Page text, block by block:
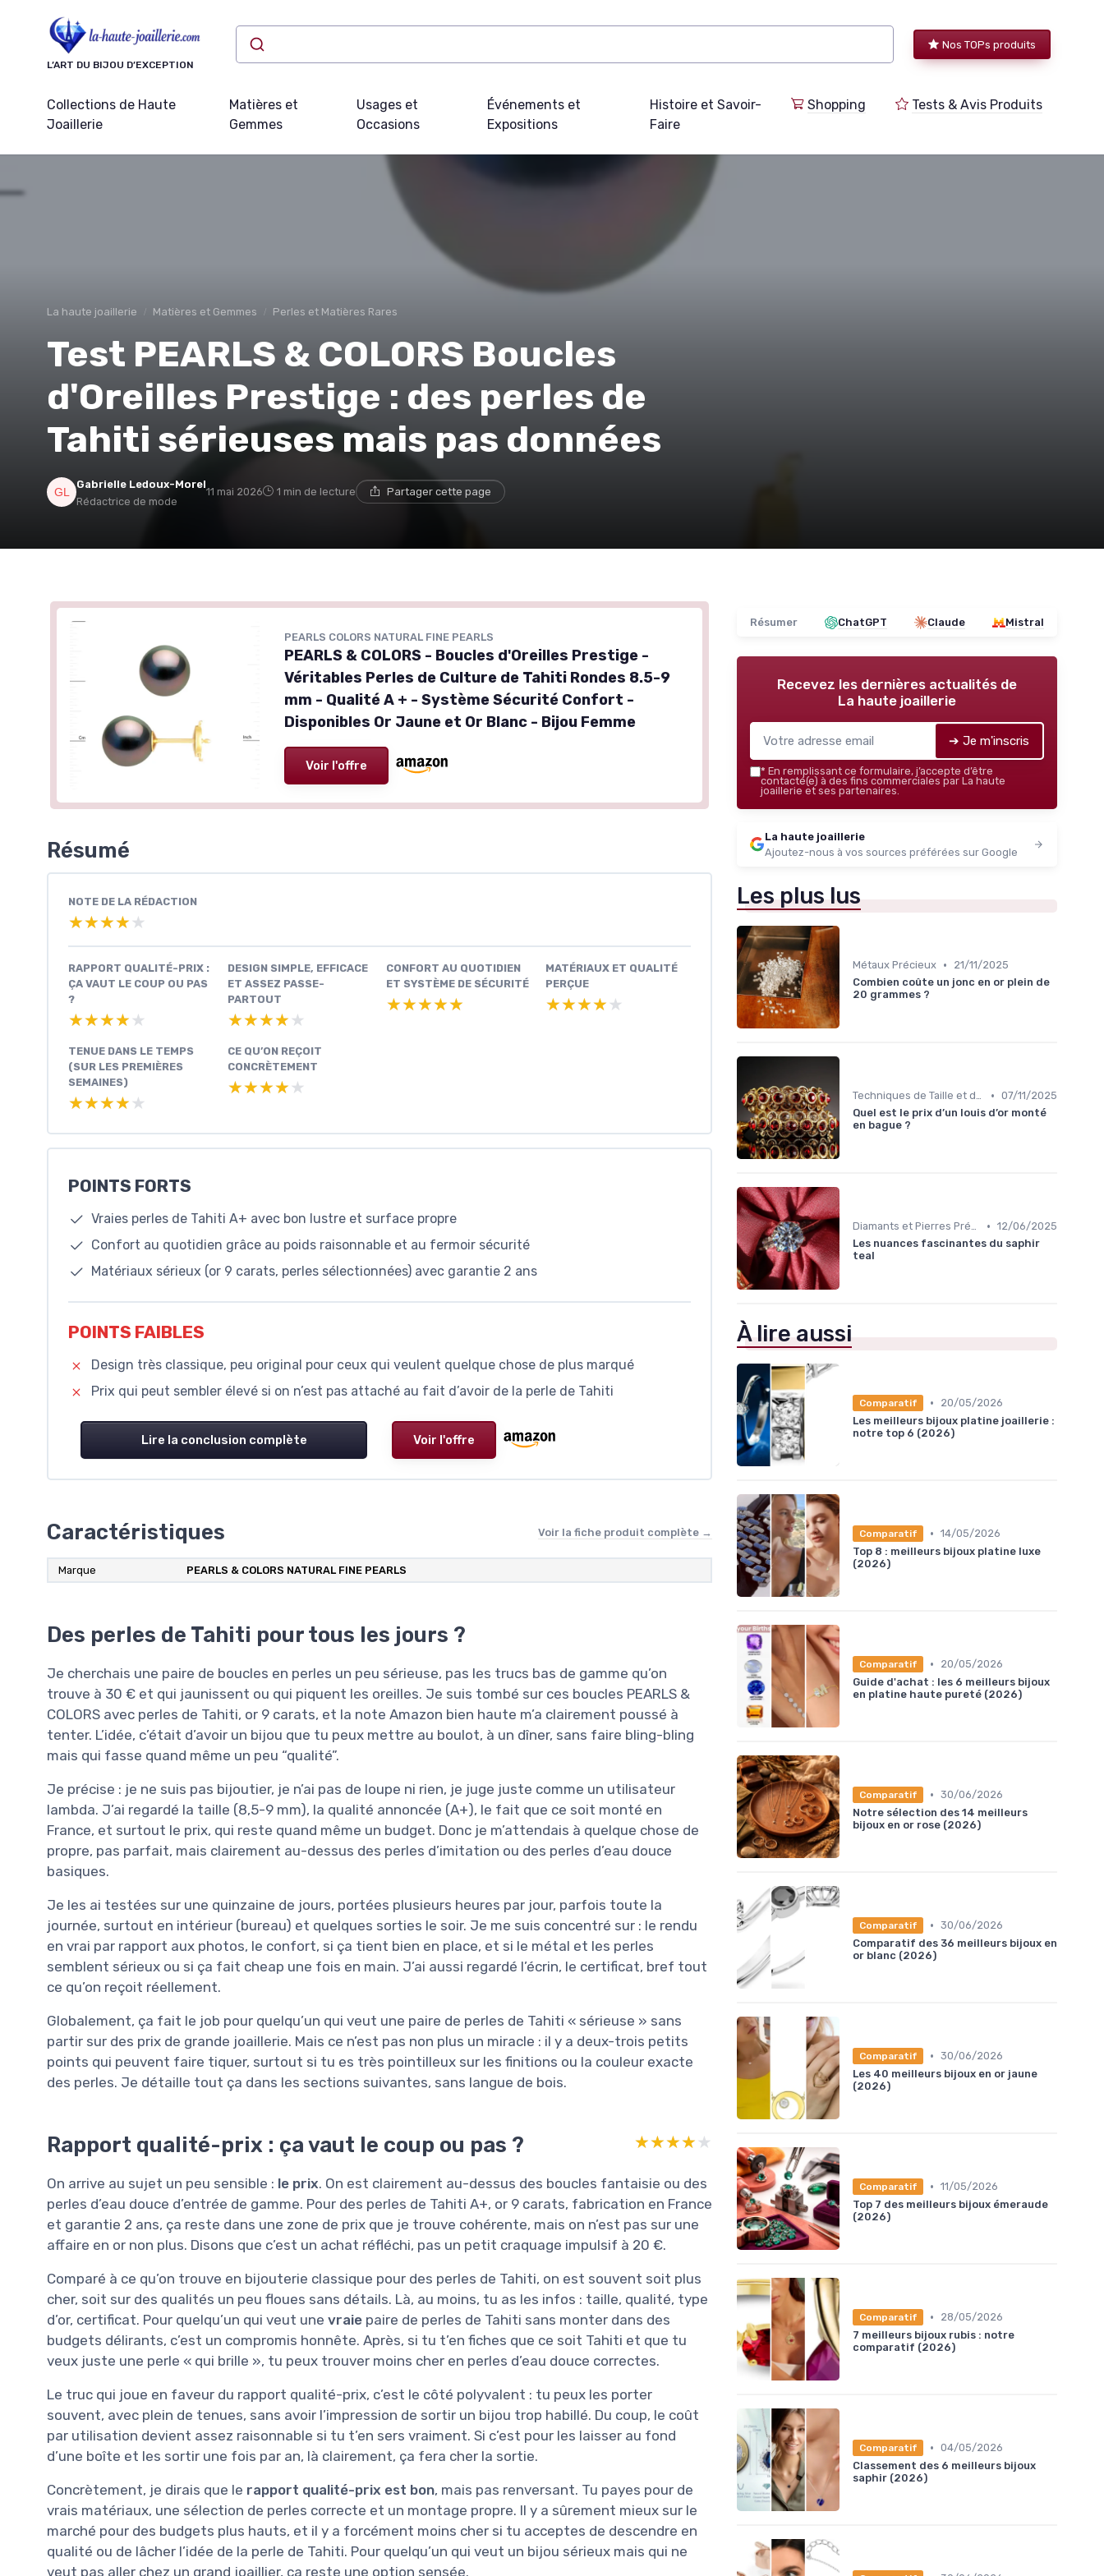
L’ART DU BIJOU D’EXCEPTION
Nos TOPs produits
Collections de Haute
Joaillerie
Matières et
Gemmes
Usages et
Occasions
Événements et
Expositions
Histoire et Savoir-
Faire
Shopping Tests & Avis Produits
La haute joaillerie Matières et Gemmes Perles et Matières Rares
Test PEARLS & COLORS Boucles
d'Oreilles Prestige : des perles de
Tahiti sérieuses mais pas données
Gabrielle Ledoux-Morel
Rédactrice de mode
11 mai 2026 1 min de lecture Partager cette page
PEARLS COLORS NATURAL FINE PEARLS
PEARLS & COLORS - Boucles d'Oreilles Prestige -
Véritables Perles de Culture de Tahiti Rondes 8.5-9
mm - Qualité A + - Système Sécurité Confort -
Disponibles Or Jaune et Or Blanc - Bijou Femme
Voir l'offre
Résumé
NOTE DE LA RÉDACTION
★★★★★
★★★★★
RAPPORT QUALITÉ-PRIX :
ÇA VAUT LE COUP OU PAS
?
★★★★★
★★★★★
DESIGN SIMPLE, EFFICACE
ET ASSEZ PASSE-
PARTOUT
★★★★★
★★★★★
CONFORT AU QUOTIDIEN
ET SYSTÈME DE SÉCURITÉ
★★★★★
★★★★★
MATÉRIAUX ET QUALITÉ
PERÇUE
★★★★★
★★★★★
TENUE DANS LE TEMPS
(SUR LES PREMIÈRES
SEMAINES)
★★★★★
★★★★★
CE QU’ON REÇOIT
CONCRÈTEMENT
★★★★★
★★★★★
POINTS FORTS
Vraies perles de Tahiti A+ avec bon lustre et surface propre
Confort au quotidien grâce au poids raisonnable et au fermoir sécurité
Matériaux sérieux (or 9 carats, perles sélectionnées) avec garantie 2 ans
POINTS FAIBLES
Design très classique, peu original pour ceux qui veulent quelque chose de plus marqué
Prix qui peut sembler élevé si on n’est pas attaché au fait d’avoir de la perle de Tahiti
Lire la conclusion complète Voir l'offre
Caractéristiques Voir la fiche produit complète →
Marque PEARLS & COLORS NATURAL FINE PEARLS
Des perles de Tahiti pour tous les jours ?
Je cherchais une paire de boucles en perles un peu sérieuse, pas les trucs bas de gamme qu’on
trouve à 30 € et qui jaunissent ou qui piquent les oreilles. Je suis tombé sur ces boucles PEARLS &
COLORS avec perles de Tahiti, or 9 carats, et la note Amazon bien haute m’a clairement poussé à
tenter. L’idée, c’était d’avoir un bijou que tu peux mettre au boulot, à un dîner, sans faire bling-bling
mais qui fasse quand même un peu “qualité”.
Je précise : je ne suis pas bijoutier, je n’ai pas de loupe ni rien, je juge juste comme un utilisateur
lambda. J’ai regardé la taille (8,5-9 mm), la qualité annoncée (A+), le fait que ce soit monté en
France, et surtout le prix, qui reste quand même un budget. Donc je m’attendais à quelque chose de
propre, pas parfait, mais clairement au-dessus des perles d’imitation ou des perles d’eau douce
basiques.
Je les ai testées sur une quinzaine de jours, portées plusieurs heures par jour, parfois toute la
journée, surtout en intérieur (bureau) et quelques sorties le soir. Je me suis concentré sur : le rendu
en vrai par rapport aux photos, le confort, si ça tient bien en place, et si le métal et les perles
semblent sérieux ou si ça fait cheap une fois en main. J’ai aussi regardé l’écrin, le certificat, bref tout
ce qu’on reçoit réellement.
Globalement, ça fait le job pour quelqu’un qui veut une paire de perles de Tahiti « sérieuse » sans
partir sur des prix de grande joaillerie. Mais ce n’est pas non plus un miracle : il y a deux-trois petits
points qui peuvent faire tiquer, surtout si tu es très pointilleux sur les finitions ou la couleur exacte
des perles. Je détaille tout ça dans les sections suivantes, sans langue de bois.
Rapport qualité-prix : ça vaut le coup ou pas ? ★★★★★
★★★★★
On arrive au sujet un peu sensible : le prix. On est clairement au-dessus des boucles fantaisie ou des
perles d’eau douce d’entrée de gamme. Pour des perles de Tahiti A+, or 9 carats, fabrication en France
et garantie 2 ans, ça reste dans une zone de prix que je trouve cohérente, mais on n’est pas sur une
affaire en or non plus. Disons que c’est un achat réfléchi, pas un petit craquage impulsif à 20 €.
Comparé à ce qu’on trouve en bijouterie classique pour des perles de Tahiti, on est souvent soit plus
cher, soit sur des qualités un peu floues sans détails. Là, au moins, tu as les infos : taille, qualité, type
d’or, certificat. Pour quelqu’un qui veut une vraie paire de perles de Tahiti sans monter dans des
budgets délirants, c’est un compromis honnête. Après, si tu t’en fiches que ce soit Tahiti et que tu
veux juste une perle « qui brille », tu peux trouver moins cher en perles d’eau douce correctes.
Le truc qui joue en faveur du rapport qualité-prix, c’est le côté polyvalent : tu peux les porter
souvent, avec plein de tenues, sans avoir l’impression de sortir un bijou trop habillé. Du coup, le coût
par utilisation devient assez raisonnable si tu t’en sers vraiment. Si c’est pour les laisser au fond
d’une boîte et les sortir une fois par an, là clairement, ça fera cher la sortie.
Concrètement, je dirais que le rapport qualité-prix est bon, mais pas renversant. Tu payes pour de
vrais matériaux, une sélection de perles correcte et un montage propre. Il y a sûrement mieux sur le
marché pour des budgets plus hauts, et il y a forcément moins cher si tu acceptes de descendre en
qualité ou de lâcher l’idée de la perle de Tahiti. Pour quelqu’un qui veut un bijou sérieux mais qui ne
veut pas aller chez un grand joaillier, ça reste une option sensée.
Résumer ChatGPT Claude Mistral
Recevez les dernières actualités de
La haute joaillerie
➔ Je m'inscris
* En remplissant ce formulaire, j’accepte d’être
contacté(e) à des fins commerciales par La haute
joaillerie et ses partenaires.
La haute joaillerie
Ajoutez-nous à vos sources préférées sur Google
Les plus lus
Métaux Précieux •
21/11/2025
Combien coûte un jonc en or plein de
20 grammes ?
Techniques de Taille et de Sertissage • 07/11/2025
Quel est le prix d’un louis d’or monté
en bague ?
Diamants et Pierres Précieuses • 12/06/2025
Les nuances fascinantes du saphir
teal
À lire aussi
Comparatif •
20/05/2026
Les meilleurs bijoux platine joaillerie :
notre top 6 (2026)
Comparatif • 14/05/2026
Top 8 : meilleurs bijoux platine luxe
(2026)
Comparatif •
20/05/2026
Guide d'achat : les 6 meilleurs bijoux
en platine haute pureté (2026)
Comparatif • 30/06/2026
Notre sélection des 14 meilleurs
bijoux en or rose (2026)
Comparatif • 30/06/2026
Comparatif des 36 meilleurs bijoux en
or blanc (2026)
Comparatif • 30/06/2026
Les 40 meilleurs bijoux en or jaune
(2026)
Comparatif • 11/05/2026
Top 7 des meilleurs bijoux émeraude
(2026)
Comparatif •
28/05/2026
7 meilleurs bijoux rubis : notre
comparatif (2026)
Comparatif • 04/05/2026
Classement des 6 meilleurs bijoux
saphir (2026)